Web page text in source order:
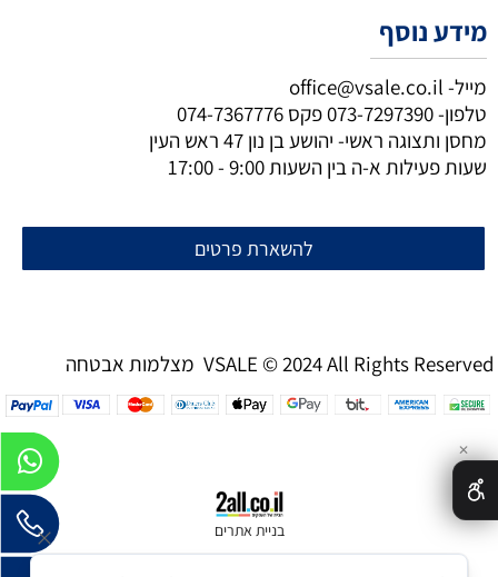
מידע נוסף
מייל- office@vsale.co.il
טלפון-073-7297390פקס 074-7367776
מחסן ותצוגה ראשי- יהושע בן נון 47 ראש העין
שעות פעילות א-ה בין השעות 9:00 - 17:00
להשארת פרטים
מצלמות אבטחה VSALE © 2024 All Rights Reserved
בניית אתרים
✕